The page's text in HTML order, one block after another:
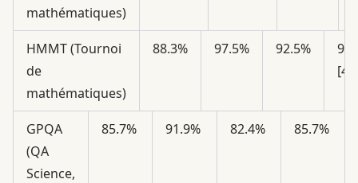
mathématiques)
HMMT (Tournoi
de
mathématiques)
88.3% 97.5% 92.5%
[4]
GPQA
(QA
Science,
85.7% 91.9% 82.4% 85.7%